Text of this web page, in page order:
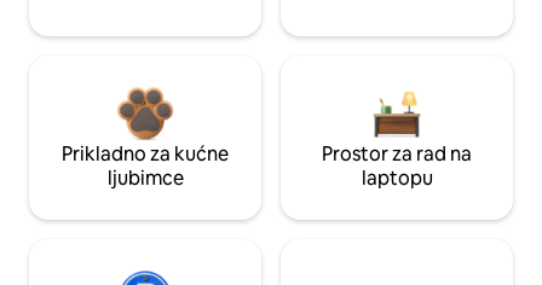
Prikladno za kućne
ljubimce
Prostor za rad na
laptopu